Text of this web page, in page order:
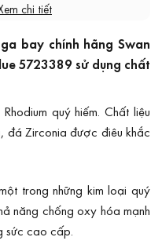
chi tiết
bay chính hãng Swan
5723389 sử dụng chất
quý hiếm. Chất liệu
đá Zirconia được điêu khắc
trong những kim loại quý
năng chống oxy hóa mạnh
sức cao cấp.